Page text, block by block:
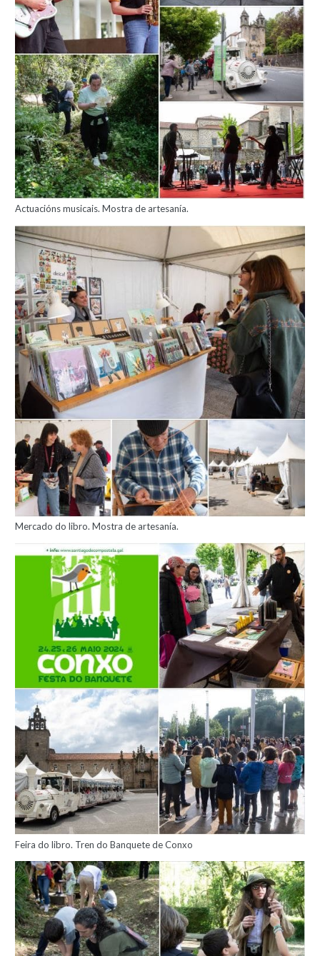
Actuacións musicais. Mostra de artesanía.
Mercado do libro. Mostra de artesanía.
Feira do libro. Tren do Banquete de Conxo